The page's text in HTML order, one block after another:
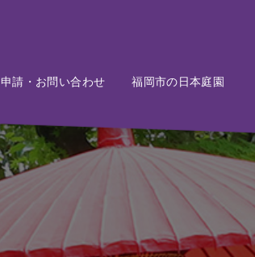
申請・お問い合わせ
Contact 福岡市の日本庭園
Potal